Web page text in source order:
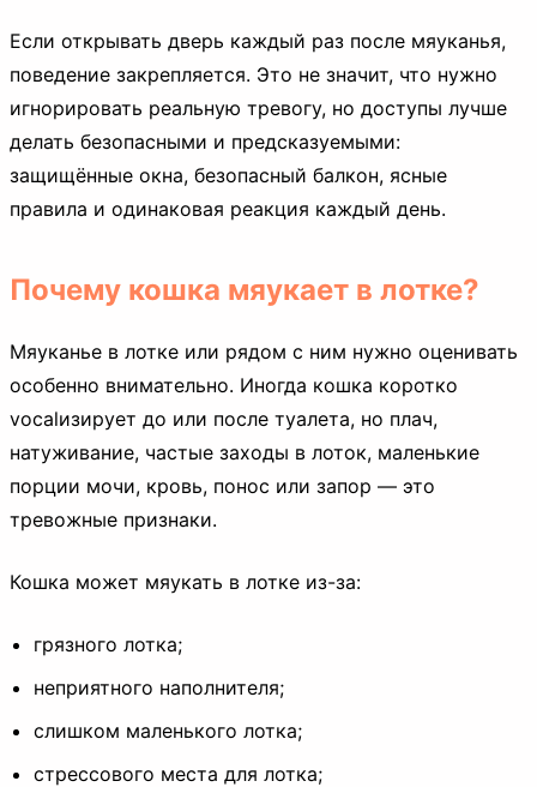
Если открывать дверь каждый раз после мяуканья,
поведение закрепляется. Это не значит, что нужно
игнорировать реальную тревогу, но доступы лучше
делать безопасными и предсказуемыми:
защищённые окна, безопасный балкон, ясные
правила и одинаковая реакция каждый день.
Почему кошка мяукает в лотке?
Мяуканье в лотке или рядом с ним нужно оценивать
особенно внимательно. Иногда кошка коротко
vocalизирует до или после туалета, но плач,
натуживание, частые заходы в лоток, маленькие
порции мочи, кровь, понос или запор — это
тревожные признаки.
Кошка может мяукать в лотке из-за:
грязного лотка;
неприятного наполнителя;
слишком маленького лотка;
стрессового места для лотка;